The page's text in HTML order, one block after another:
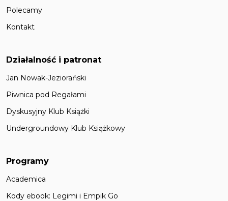
Polecamy
Kontakt
Działalność i patronat
Jan Nowak-Jeziorański
Piwnica pod Regałami
Dyskusyjny Klub Książki
Undergroundowy Klub Książkowy
Programy
Academica
Kody ebook: Legimi i Empik Go